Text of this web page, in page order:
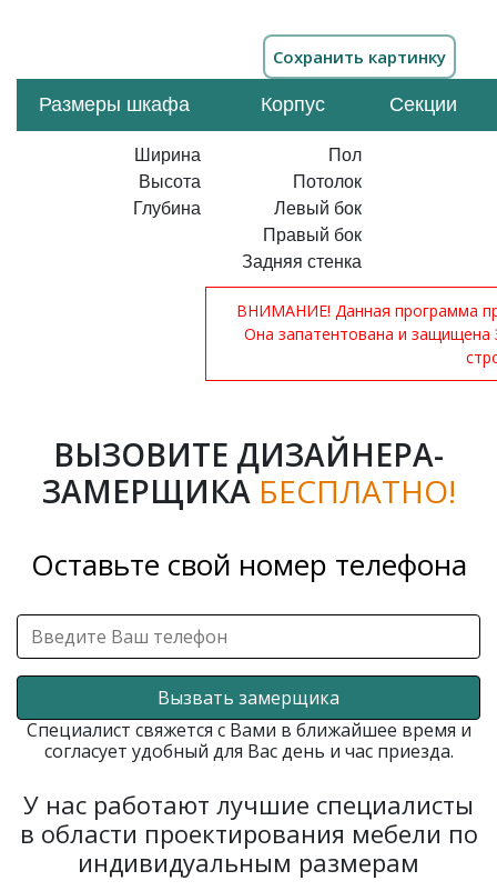
Размеры шкафа Корпус Секции
Ширина
Высота
Глубина
Пол
Потолок
Левый бок
Правый бок
Задняя стенка
ВНИМАНИЕ! Данная программа
Она запатентована и
ВЫЗОВИТЕ ДИЗАЙНЕРА-
ЗАМЕРЩИКА БЕСПЛАТНО!
Оставьте свой номер телефона
Вызвать замерщика
Специалист свяжется с Вами в ближайшее время и
согласует удобный для Вас день и час приезда.
У нас работают лучшие специалисты
в области проектирования мебели по
индивидуальным размерам